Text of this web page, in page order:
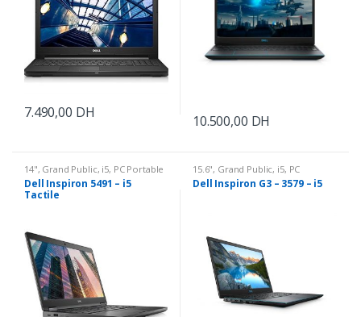
7.490,00 DH
10.500,00 DH
14", Grand Public, i5, PC Portable
Dell Inspiron 5491 – i5
Tactile
15.6", Grand Public, i5, PC
Portable
Dell Inspiron G3 – 3579 – i5